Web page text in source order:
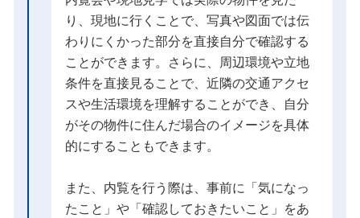
り、現地に行くことで、写真や図面では伝
わりにくかった部分を直接自分で確認する
ことができます。さらに、周辺環境や立地
条件を直接見ることで、近隣の交通アクセ
スや生活環境を理解することができ、自分
がその物件に住んだ場合のイメージを具体
的にすることもできます。
また、内覧を行う際は、事前に「気になっ
たこと」や「確認しておきたいこと」をあ